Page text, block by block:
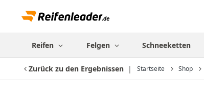
Reifen Felgen Schneeketten
Zurück zu den Ergebnissen Startseite Shop